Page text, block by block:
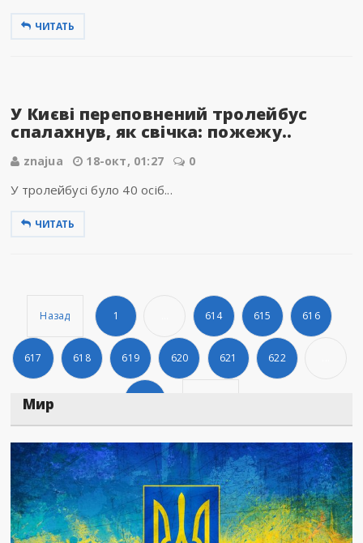
ЧИТАТЬ
У Києві переповнений тролейбус
спалахнув, як свічка: пожежу..
znajua 18-окт, 01:27 0
У тролейбусі було 40 осіб...
ЧИТАТЬ
Назад 1 614 615 616
617 618 619 620 621 622
Мир